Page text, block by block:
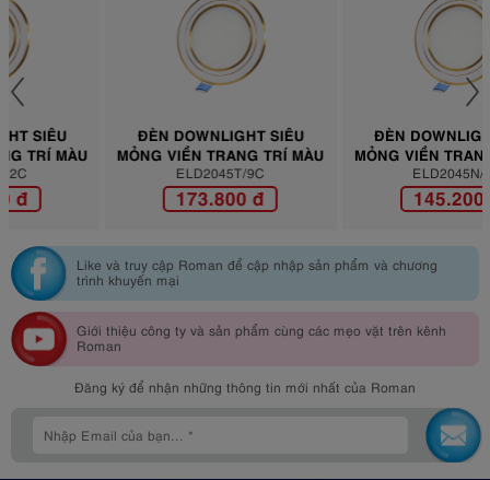
ĐÈN DOWNLIGHT SIÊU
MỎNG VIỀN TRANG TRÍ MÀU
ĐA SẮC ELD2045T/9C
173.800 đ
ĐÈN DOWNLIGHT SIÊU
MỎNG VIỀN TRANG TRÍ MÀU
ĐA SẮC ELD2045N/9C
145.200 đ
Like và truy cập Roman để cập nhập sản phẩm và chương
trình khuyến mại
Giới thiệu công ty và sản phẩm cùng các mẹo vặt trên kênh
Roman
Đăng ký để nhận những thông tin mới nhất của Roman